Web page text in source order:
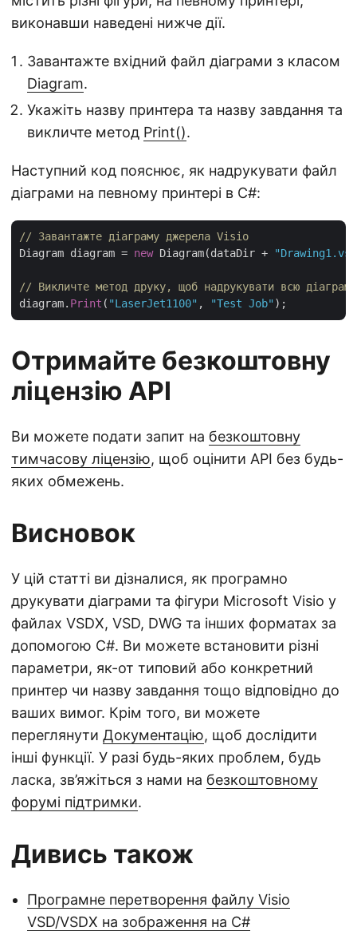
виконавши наведені нижче дії.
Завантажте вхідний файл діаграми з класом
Diagram.
Укажіть назву принтера та назву завдання та
викличте метод Print().
Наступний код пояснює, як надрукувати файл
діаграми на певному принтері в C#:
// Завантажте діаграму джерела Visio
Diagram diagram = new Diagram(dataDir +
// Викличте метод друку, щоб надрукувати всю
diagram. Print ( "LaserJet1100" , "Test Job"
Отримайте безкоштовну
ліцензію API
Ви можете подати запит на безкоштовну
тимчасову ліцензію, щоб оцінити API без будь-
яких обмежень.
Висновок
У цій статті ви дізналися, як програмно
друкувати діаграми та фігури Microsoft Visio у
файлах VSDX, VSD, DWG та інших форматах за
допомогою C#. Ви можете встановити різні
параметри, як-от типовий або конкретний
принтер чи назву завдання тощо відповідно до
ваших вимог. Крім того, ви можете
переглянути Документацію, щоб дослідити
інші функції. У разі будь-яких проблем, будь
ласка, зв’яжіться з нами на безкоштовному
форумі підтримки.
Дивись також
Програмне перетворення файлу Visio
VSD/VSDX на зображення на C#